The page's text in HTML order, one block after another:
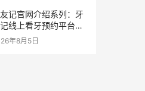
记官网介绍系列：牙
线上看牙预约平台落
城就诊经验打破未知
年8月5日